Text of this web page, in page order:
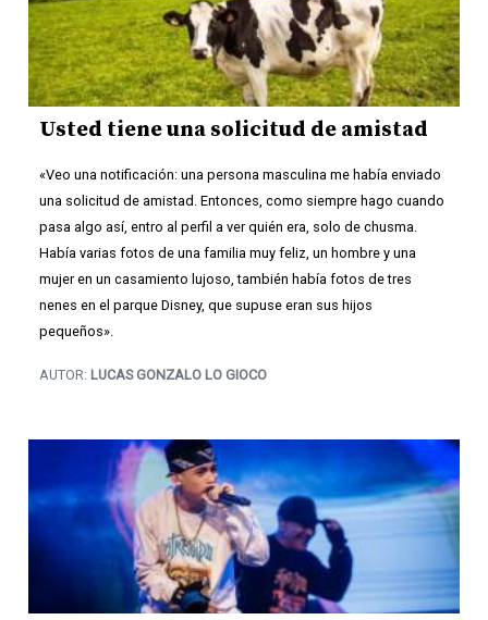
Usted tiene una solicitud de amistad
«Veo una notificación: una persona masculina me había enviado
una solicitud de amistad. Entonces, como siempre hago cuando
pasa algo así, entro al perfil a ver quién era, solo de chusma.
Había varias fotos de una familia muy feliz, un hombre y una
mujer en un casamiento lujoso, también había fotos de tres
nenes en el parque Disney, que supuse eran sus hijos
pequeños».
AUTOR: LUCAS GONZALO LO GIOCO